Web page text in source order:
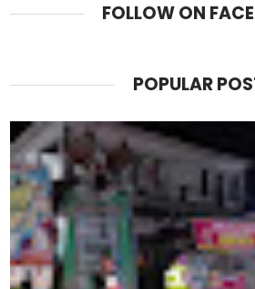
FOLLOW ON
POPULAR